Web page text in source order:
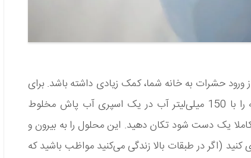
ورود حشرات به خانه شما، کمک زیادی داشته باشد. برای
این کار باید 150 میلی‌لیتر سرکه را با 150 میلی‌لیتر آب در یک اسپری آب پاش مخلوط
یک دست شود تکان دهید. این محلول را به بیرون و
(اگر در طبقات بالا زندگی می‌کنید مواظب باشید که